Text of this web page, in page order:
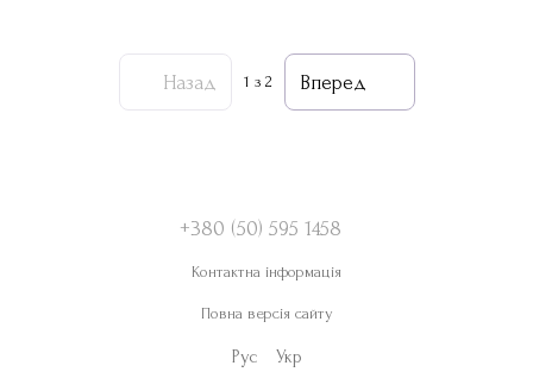
Назад 1 з 2 Вперед
+380 (50) 595 1458
Контактна інформація
Повна версія сайту
Рус Укр